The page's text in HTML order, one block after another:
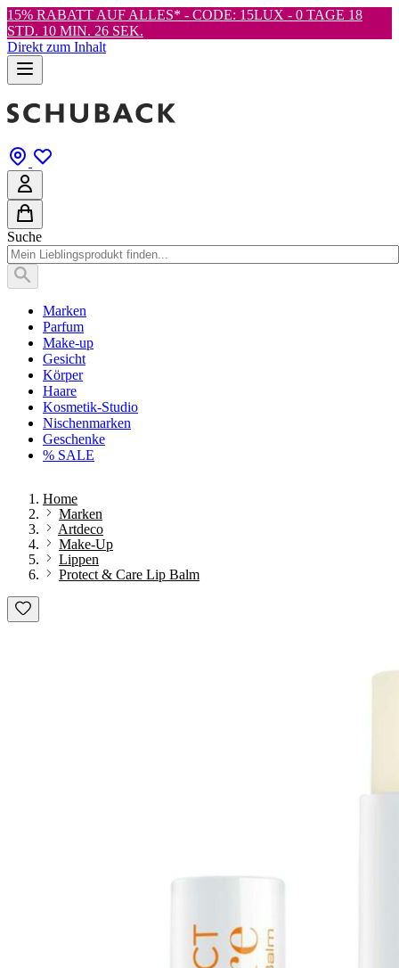
15% RABATT AUF ALLES* - CODE: 15LUX - 0 TAGE 18
STD. 10 MIN. 25 SEK.
Direkt zum Inhalt
Suche
Marken
Parfum
Make-up
Gesicht
Körper
Haare
Kosmetik-Studio
Nischenmarken
Geschenke
% SALE
Home
Marken
Artdeco
Make-Up
Lippen
Protect & Care Lip Balm